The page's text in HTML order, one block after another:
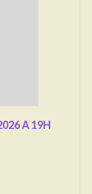
A 19H